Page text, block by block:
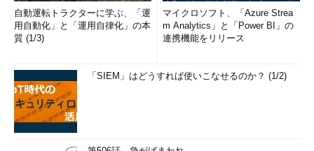
自動運転トラクターに学ぶ、「運
用自動化」と「運用自律化」の本
質 (1/3)
マイクロソフト、「Azure Strea
m Analytics」と「Power BI」の
連携機能をリリース
「SIEM」はどうすれば使いこなせるのか？ (1/2)